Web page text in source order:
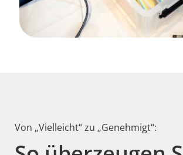
Von „Vielleicht“ zu „Genehmigt“: